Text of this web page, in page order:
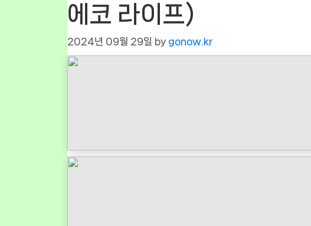
에코 라이프)
2024년 09월 29일 by gonow.kr